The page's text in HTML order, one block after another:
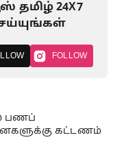
தமிழ் 24X7
FOLLOW
பணப்
கட்டணம்